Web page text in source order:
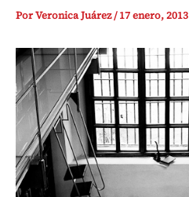
PorVeronica Juárez/17 enero, 2013